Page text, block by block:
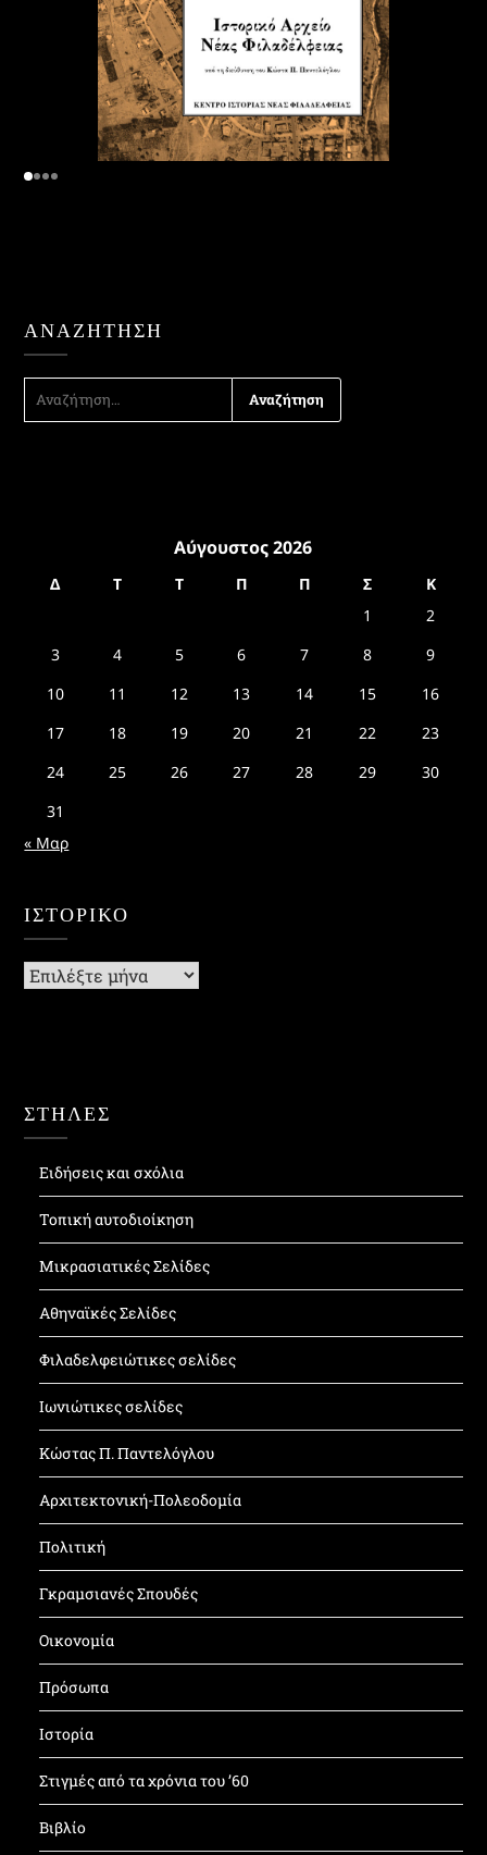
ΑΝΑΖΉΤΗΣΗ
ΑΝΑΖΉΤΗΣΗ
ΓΙΑ:
Αύγουστος 2026
Δ Τ Τ Π Π Σ
Κ
1
2
3
4 5 6 7 8
9
10
11 12 13 14 15
16
17
18 19 20 21 22
23
24
25 26 27 28 29
30
31
« Μαρ
ΙΣΤΟΡΙΚΌ
Ιστορικό
ΣΤΗΛΕΣ
Ειδήσεις και σχόλια
Τοπική αυτοδιοίκηση
Μικρασιατικές Σελίδες
Αθηναϊκές Σελίδες
Φιλαδελφειώτικες σελίδες
Ιωνιώτικες σελίδες
Κώστας Π. Παντελόγλου
Αρχιτεκτονική-Πολεοδομία
Πολιτική
Γκραμσιανές Σπουδές
Οικονομία
Πρόσωπα
Ιστορία
Στιγμές από τα χρόνια του ’60
Βιβλίο